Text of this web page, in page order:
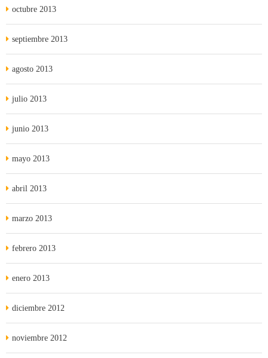
octubre 2013
septiembre 2013
agosto 2013
julio 2013
junio 2013
mayo 2013
abril 2013
marzo 2013
febrero 2013
enero 2013
diciembre 2012
noviembre 2012